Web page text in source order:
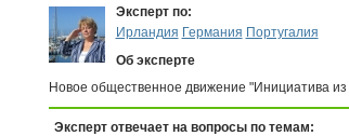
Эксперт по:
Ирландия Германия Португалия
Об эксперте
Новое общественное движение "Инициатива из
Эксперт отвечает на вопросы по темам: